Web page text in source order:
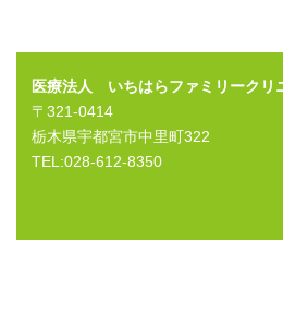
医療法人 いちはらファミリークリ
〒321-0414
栃木県宇都宮市中里町322
TEL:028-612-8350